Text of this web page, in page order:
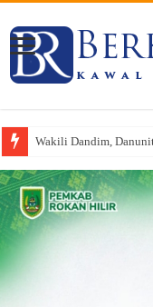
Wakili Dandim,
Pasi Pers Kodim